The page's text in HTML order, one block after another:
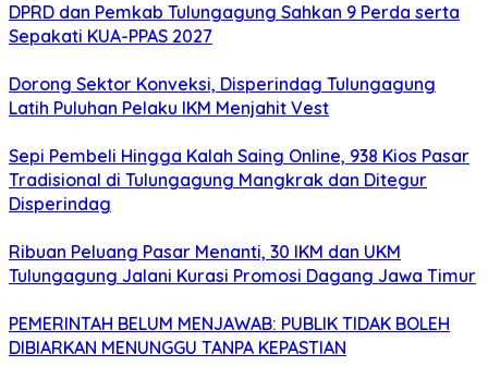
DPRD dan Pemkab Tulungagung Sahkan 9 Perda serta
Sepakati KUA-PPAS 2027
Dorong Sektor Konveksi, Disperindag Tulungagung
Latih Puluhan Pelaku IKM Menjahit Vest
Sepi Pembeli Hingga Kalah Saing Online, 938 Kios Pasar
Tradisional di Tulungagung Mangkrak dan Ditegur
Disperindag
Ribuan Peluang Pasar Menanti, 30 IKM dan UKM
Tulungagung Jalani Kurasi Promosi Dagang Jawa Timur
PEMERINTAH BELUM MENJAWAB: PUBLIK TIDAK BOLEH
DIBIARKAN MENUNGGU TANPA KEPASTIAN